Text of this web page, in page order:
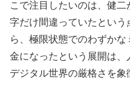
こで注目したいのは、 健二
字だけ間違っていた という
ら、極限状態でのわずか
金になったという展開は、
デジタル世界の厳格さを象